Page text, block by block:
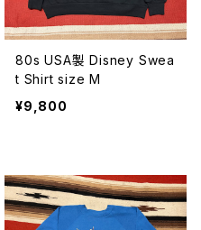
80s USA製 Disney Swea
t Shirt size M
¥9,800